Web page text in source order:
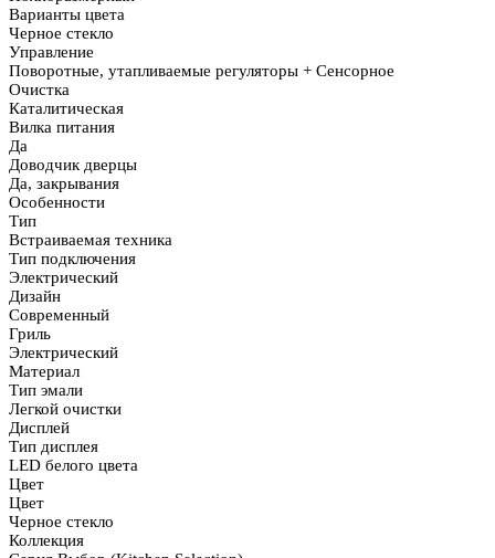
Варианты цвета
Черное стекло
Управление
Поворотные, утапливаемые регуляторы + Сенсорное
Очистка
Каталитическая
Вилка питания
Да
Доводчик дверцы
Да, закрывания
Особенности
Тип
Встраиваемая техника
Тип подключения
Электрический
Дизайн
Современный
Гриль
Электрический
Материал
Тип эмали
Легкой очистки
Дисплей
Тип дисплея
LED белого цвета
Цвет
Цвет
Черное стекло
Коллекция